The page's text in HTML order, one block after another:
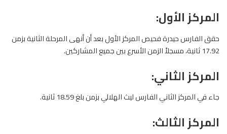
المركز الأول:
حقق الفارس حيدرة فحيص المركز الأول بعد أن أنهى المرحلة الثانية بزمن
17.92 ثانية، مسجلاً الزمن الأسرع بين جميع المشاركين.
المركز الثاني:
جاء في المركز الثاني الفارس ليث الهلالي بزمن بلغ 18.59 ثانية.
المركز الثالث: